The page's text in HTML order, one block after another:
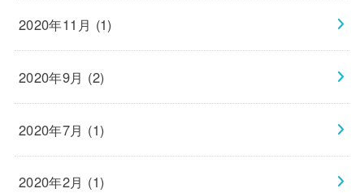
2020年11月 (1)
2020年9月 (2)
2020年7月 (1)
2020年2月 (1)